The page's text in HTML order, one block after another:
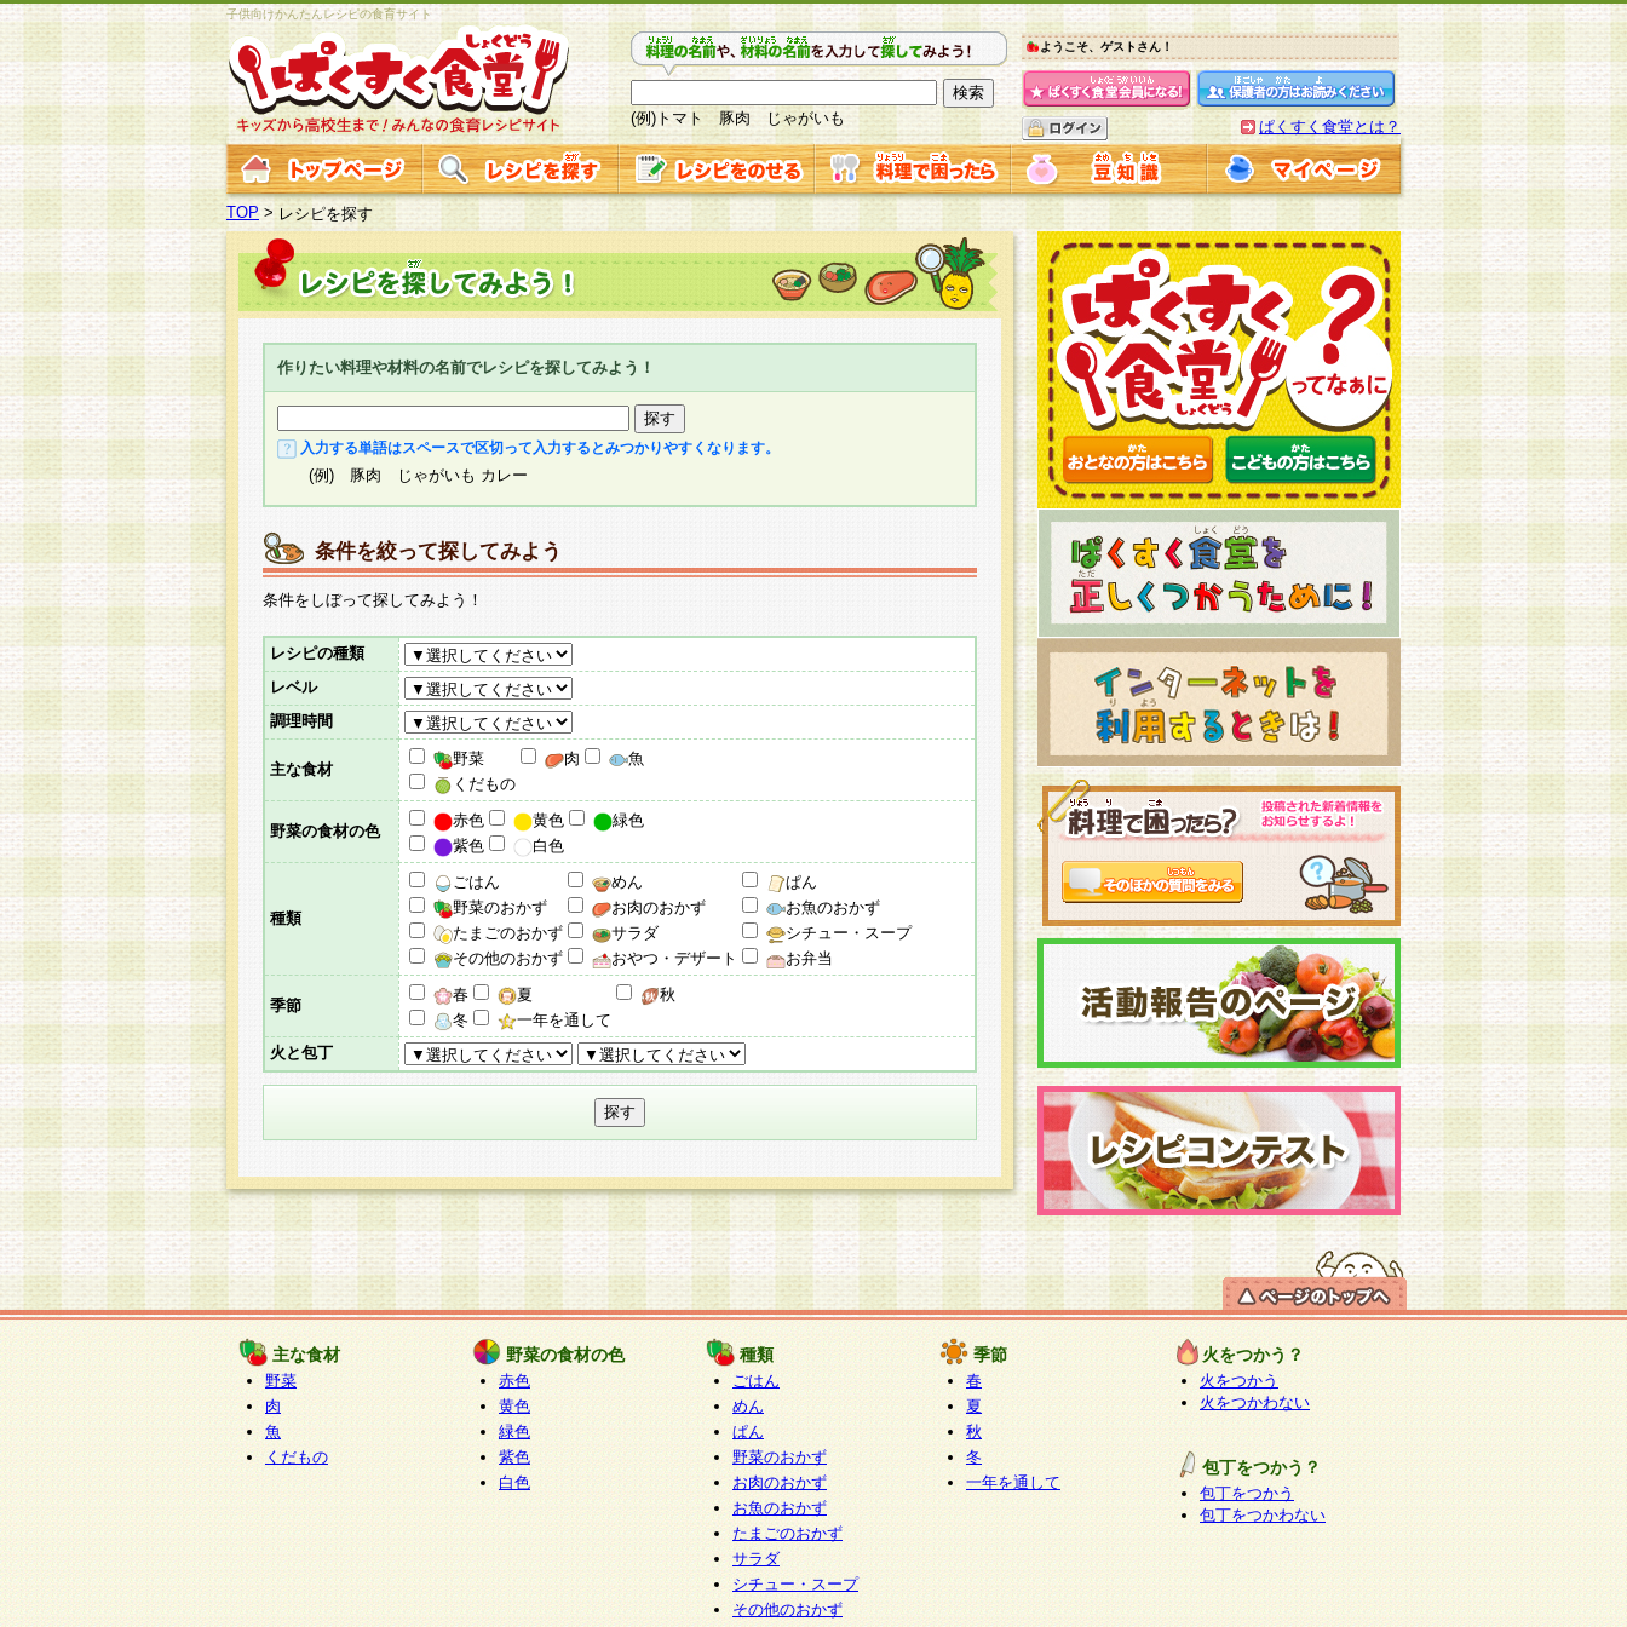
子供向けかんたんレシピの食育サイト
(例)トマト 豚肉 じゃがいも
ようこそ、ゲストさん！
ぱくすく食堂とは？
TOP >レシピを探す
作りたい料理や材料の名前でレシピを探してみよう！
入力する単語はスペースで区切って入力するとみつかりやすくなります。
(例) 豚肉 じゃがいも カレー
条件を絞って探してみよう
条件をしぼって探してみよう！
レシピの種類
レベル
調理時間
主な食材
野菜 肉
魚
くだもの
野菜の食材の色
赤色 黄色
緑色
紫色
白色
種類
ごはん めん
ぱん
野菜のおかず
お肉のおかず
お魚のおかず
たまごのおかず
サラダ
シチュー・スープ
その他のおかず
おやつ・デザート お弁当
季節
春 夏
秋
冬
一年を通して
火と包丁
主な食材
野菜
肉
魚
くだもの
野菜の食材の色
赤色
黄色
緑色
紫色
白色
種類
ごはん
めん
ぱん
野菜のおかず
お肉のおかず
お魚のおかず
たまごのおかず
サラダ
シチュー・スープ
その他のおかず
季節
春
夏
秋
冬
一年を通して
火をつかう？
火をつかう
火をつかわない
包丁をつかう？
包丁をつかう
包丁をつかわない